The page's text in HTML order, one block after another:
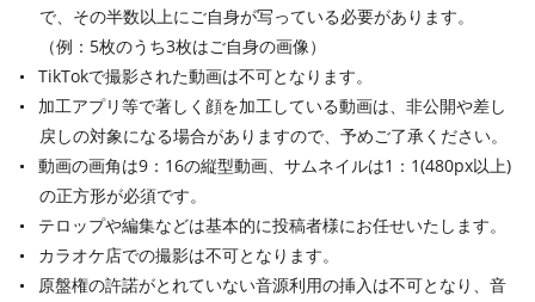
で、その半数以上にご自身が写っている必要があります。
（例：5枚のうち3枚はご自身の画像）
TikTokで撮影された動画は不可となります。
加工アプリ等で著しく顔を加工している動画は、非公開や差し
戻しの対象になる場合がありますので、予めご了承ください。
動画の画角は9：16の縦型動画、サムネイルは1：1(480px以上)
の正方形が必須です。
テロップや編集などは基本的に投稿者様にお任せいたします。
カラオケ店での撮影は不可となります。
原盤権の許諾がとれていない音源利用の挿入は不可となり、音